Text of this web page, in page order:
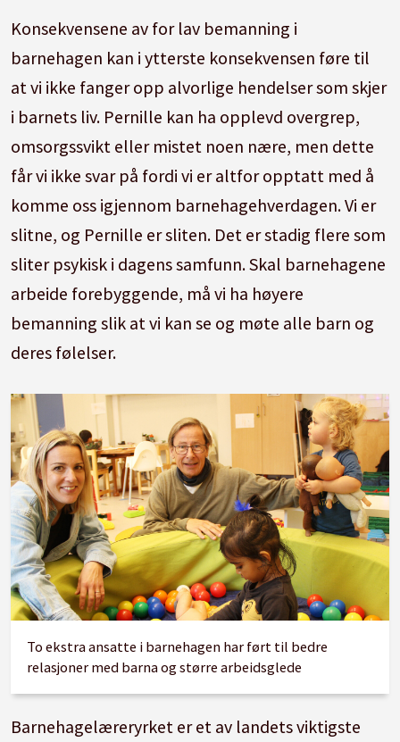
Konsekvensene av for lav bemanning i
barnehagen kan i ytterste konsekvensen føre til
at vi ikke fanger opp alvorlige hendelser som skjer
i barnets liv. Pernille kan ha opplevd overgrep,
omsorgssvikt eller mistet noen nære, men dette
får vi ikke svar på fordi vi er altfor opptatt med å
komme oss igjennom barnehagehverdagen. Vi er
slitne, og Pernille er sliten. Det er stadig flere som
sliter psykisk i dagens samfunn. Skal barnehagene
arbeide forebyggende, må vi ha høyere
bemanning slik at vi kan se og møte alle barn og
deres følelser.
To ekstra ansatte i barnehagen har ført til bedre
relasjoner med barna og større arbeidsglede
Barnehagelæreryrket er et av landets viktigste